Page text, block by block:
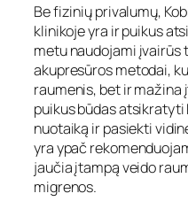
Be fizinių privalumų,
klinikojeyra ir puikus
metu naudojami įvairūs
akupresūros metodai,
raumenis, bet ir mažina
puikus būdas
nuotaiką ir pasiekti
yra ypač
jaučia įtampą veido
migrenos.